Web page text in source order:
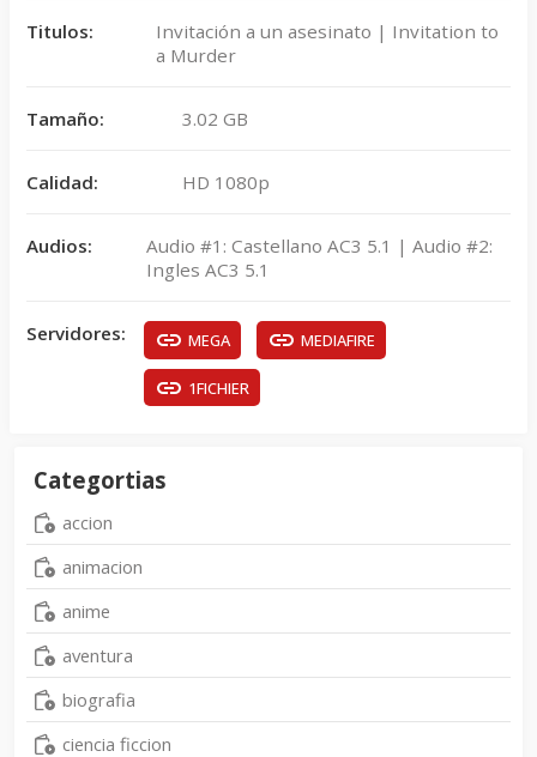
Titulos:
Invitación a un asesinato | Invitation to
a Murder
Tamaño: 3.02 GB
Calidad: HD 1080p
Audios:
Audio #1: Castellano AC3 5.1 | Audio #2:
Ingles AC3 5.1
Servidores: MEGA MEDIAFIRE
1FICHIER
Categortias
accion
animacion
anime
aventura
biografia
ciencia ficcion